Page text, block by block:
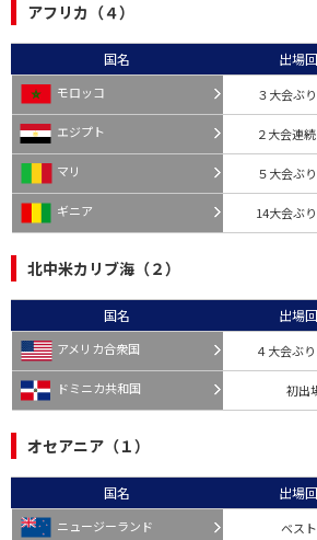
アフリカ（４）
国名 出場
モロッコ ３大会ぶ
エジプト ２大会連
マリ ５大会ぶ
ギニア 14大会ぶ
北中米カリブ海（２）
国名 出場
アメリカ合衆国 ４大会ぶ
ドミニカ共和国 初出
オセアニア（１）
国名 出場
ニュージーランド ベス